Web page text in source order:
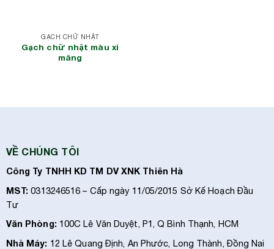
GẠCH CHỮ NHẬT
Gạch chữ nhật màu xi
măng
VỀ CHÚNG TÔI
Công Ty TNHH KD TM DV XNK Thiên Hà
MST: 0313246516 – Cấp ngày 11/05/2015 Sở Kế Hoạch Đầu
Tư
Văn Phòng: 100C Lê Văn Duyệt, P1, Q Bình Thạnh, HCM
Nhà Máy: 12 Lê Quang Định, An Phước, Long Thành, Đồng Nai